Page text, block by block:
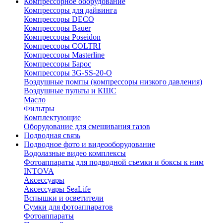
Компрессоры для дайвинга
Компрессоры DECO
Компрессоры Bauer
Компрессоры Poseidon
Компрессоры COLTRI
Компрессоры Masterline
Компрессоры Барос
Компрессоры 3G-SS-20-O
Воздушные помпы (компрессоры низкого давления)
Воздушные пульты и КШС
Масло
Фильтры
Комплектующие
Оборудование для смешивания газов
Подводная связь
Подводное фото и видеооборудование
Водолазные видео комплексы
Фотоаппараты для подводной съемки и боксы к ним
INTOVA
Аксессуары
Аксессуары SeaLife
Вспышки и осветители
Сумки для фотоаппаратов
Фотоаппараты